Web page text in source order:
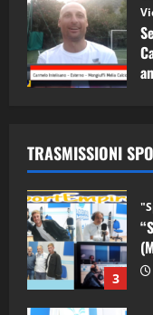
TRASMISSIONI
1
2
3